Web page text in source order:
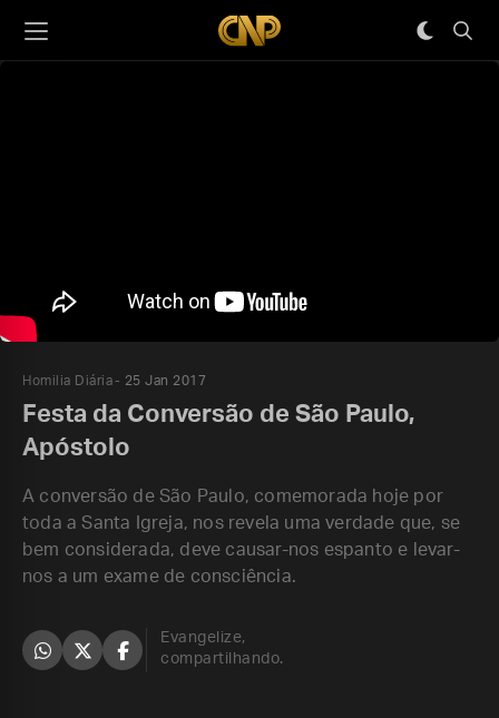
Homilia Diária 25 Jan 2017
Festa da Conversão de São Paulo,
Apóstolo
A conversão de São Paulo, comemorada hoje por
toda a Santa Igreja, nos revela uma verdade que, se
bem considerada, deve causar-nos espanto e levar-
nos a um exame de consciência.
Evangelize,
compartilhando.